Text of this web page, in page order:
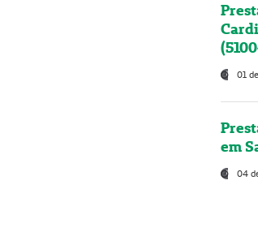
01
em
04